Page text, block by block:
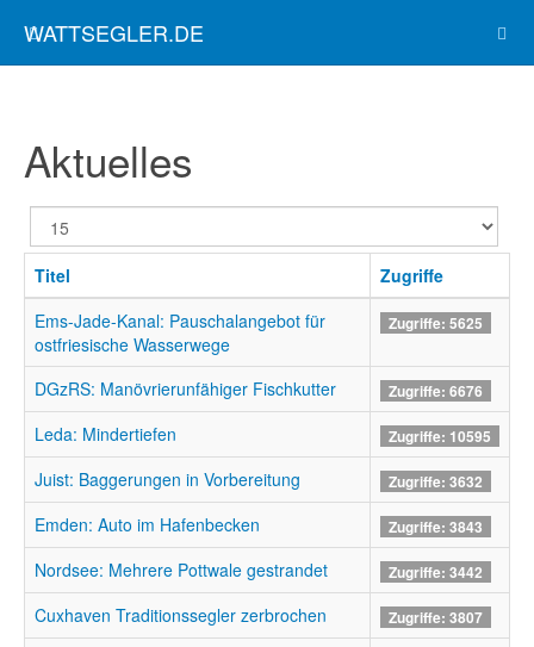
WATTSEGLER.DE
Aktuelles
Anzeige
#
Titel
Zugriffe
Ems-Jade-Kanal: Pauschalangebot für
ostfriesische Wasserwege
Zugriffe: 5625
DGzRS: Manövrierunfähiger Fischkutter Zugriffe: 6676
Leda: Mindertiefen Zugriffe: 10595
Juist: Baggerungen in Vorbereitung Zugriffe: 3632
Emden: Auto im Hafenbecken Zugriffe: 3843
Nordsee: Mehrere Pottwale gestrandet Zugriffe: 3442
Cuxhaven Traditionssegler zerbrochen Zugriffe: 3807